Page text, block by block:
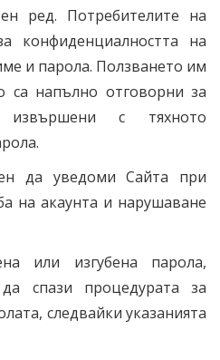
ред. Потребителите на
конфиденциалността на
и парола. Ползването им
са напълно отговорни за
извършени с тяхното
да уведоми Сайта при
на акаунта и нарушаване
или изгубена парола,
спази процедурата за
следвайки указанията